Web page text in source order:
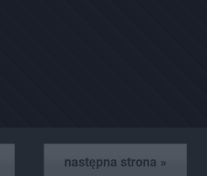
następna strona »